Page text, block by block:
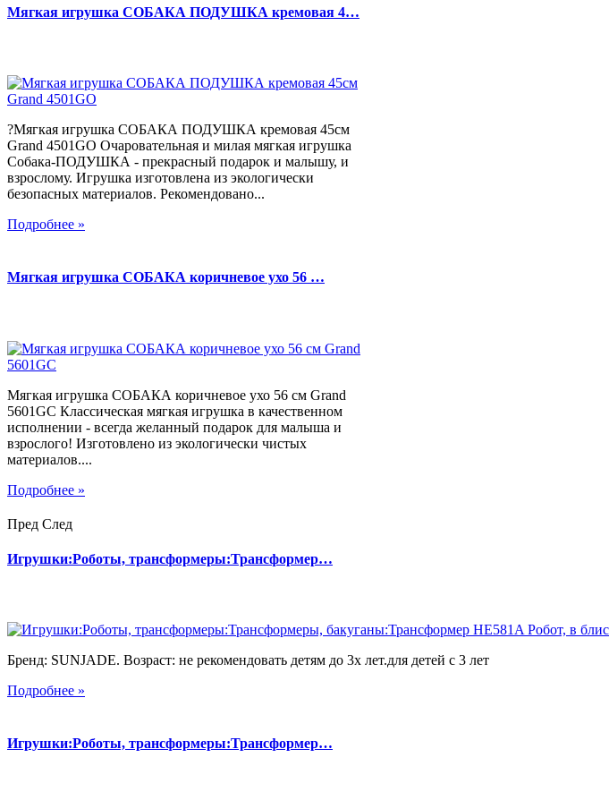
Мягкая игрушка СОБАКА ПОДУШКА кремовая 4…
?Мягкая игрушка СОБАКА ПОДУШКА кремовая 45см
Grand 4501GO Очаровательная и милая мягкая игрушка
Собака-ПОДУШКА - прекрасный подарок и малышу, и
взрослому. Игрушка изготовлена из экологически
безопасных материалов. Рекомендовано...
Подробнее »
Мягкая игрушка СОБАКА коричневое ухо 56 …
Мягкая игрушка СОБАКА коричневое ухо 56 см Grand
5601GC Классическая мягкая игрушка в качественном
исполнении - всегда желанный подарок для малыша и
взрослого! Изготовлено из экологически чистых
материалов....
Подробнее »
Пред След
Игрушки:Роботы, трансформеры:Трансформер…
Бренд: SUNJADE. Возраст: не рекомендовать детям до 3х лет.для детей с 3 лет
Подробнее »
Игрушки:Роботы, трансформеры:Трансформер…